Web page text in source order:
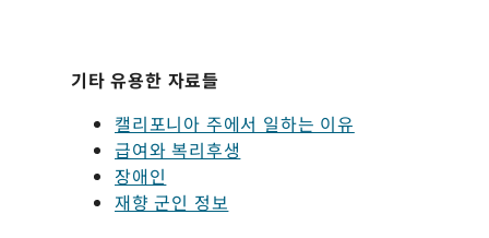
기타 유용한 자료들
캘리포니아 주에서 일하는 이유
급여와 복리후생
장애인
재향 군인 정보